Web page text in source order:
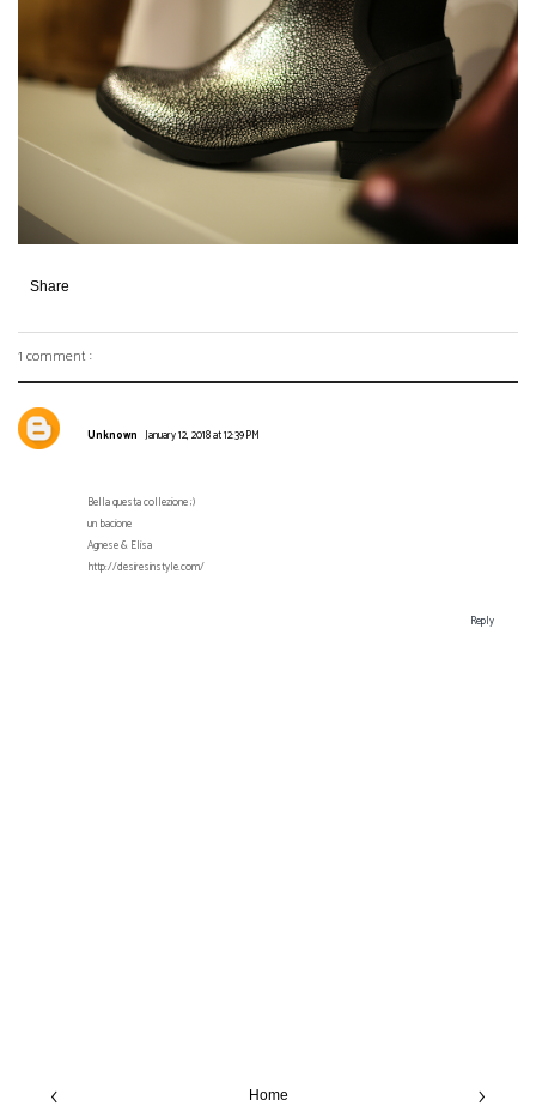
Share
1 comment :
Unknown January 12, 2018 at 12:39 PM
Bella questa collezione ;)
un bacione
Agnese & Elisa
http://desiresinstyle.com/
Reply
‹ ›
Home